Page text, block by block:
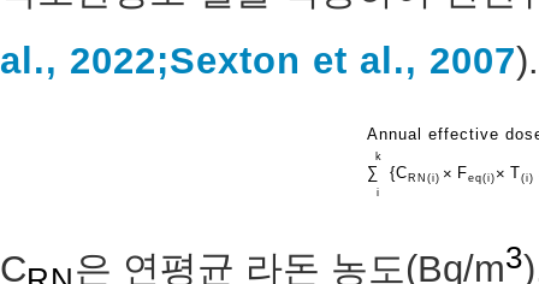
al., 2022;Sexton et al., 2007).
Annual effective
∑
i
k
{CRN (i) × Feq(i)× T(i)
C 은 연평균 라돈 농도(Bq/m3